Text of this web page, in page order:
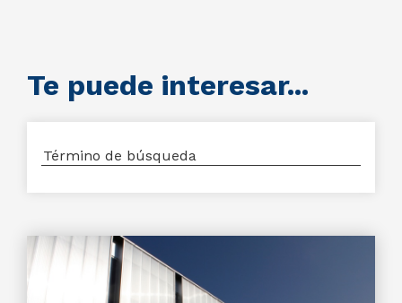
Te puede interesar...